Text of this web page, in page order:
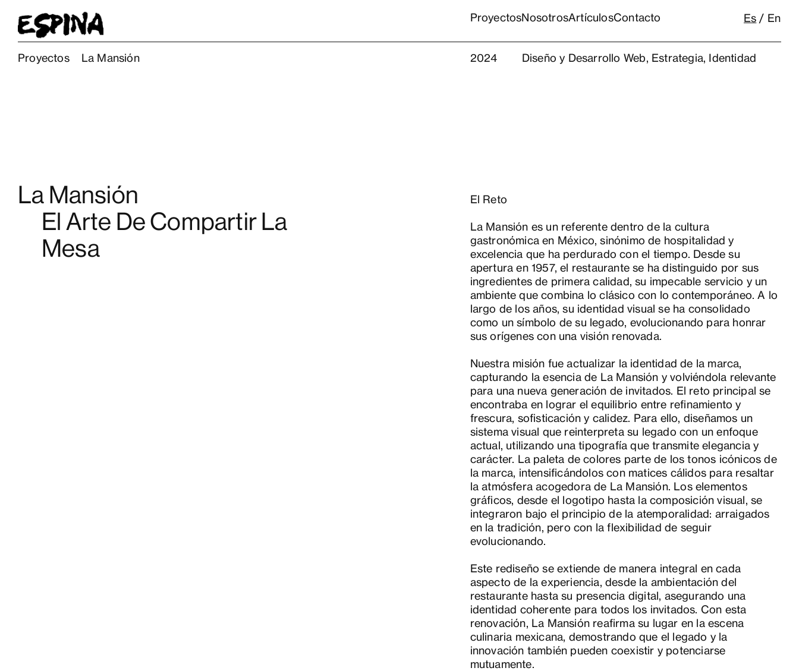
ProyectosNosotrosArtículosContacto Es En
Proyectos La Mansión 2024 Diseño y Desarrollo Web, Estrategia, Identidad
La Mansión
El Arte De Compartir La
Mesa
El Reto
La Mansión es un referente dentro de la cultura
gastronómica en México, sinónimo de hospitalidad y
excelencia que ha perdurado con el tiempo. Desde su
apertura en 1957, el restaurante se ha distinguido por sus
ingredientes de primera calidad, su impecable servicio y un
ambiente que combina lo clásico con lo contemporáneo. A lo
largo de los años, su identidad visual se ha consolidado
como un símbolo de su legado, evolucionando para honrar
sus orígenes con una visión renovada.
Nuestra misión fue actualizar la identidad de la marca,
capturando la esencia de La Mansión y volviéndola relevante
para una nueva generación de invitados. El reto principal se
encontraba en lograr el equilibrio entre refinamiento y
frescura, sofisticación y calidez. Para ello, diseñamos un
sistema visual que reinterpreta su legado con un enfoque
actual, utilizando una tipografía que transmite elegancia y
carácter. La paleta de colores parte de los tonos icónicos de
la marca, intensificándolos con matices cálidos para resaltar
la atmósfera acogedora de La Mansión. Los elementos
gráficos, desde el logotipo hasta la composición visual, se
integraron bajo el principio de la atemporalidad: arraigados
en la tradición, pero con la flexibilidad de seguir
evolucionando.
Este rediseño se extiende de manera integral en cada
aspecto de la experiencia, desde la ambientación del
restaurante hasta su presencia digital, asegurando una
identidad coherente para todos los invitados. Con esta
renovación, La Mansión reafirma su lugar en la escena
culinaria mexicana, demostrando que el legado y la
innovación también pueden coexistir y potenciarse
mutuamente.